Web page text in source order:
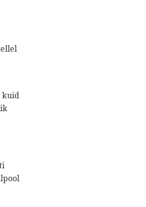
kuid